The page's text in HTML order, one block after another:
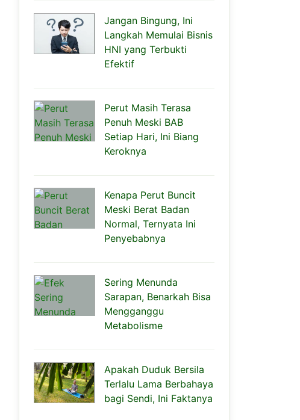
Jangan Bingung, Ini
Langkah Memulai Bisnis
HNI yang Terbukti
Efektif
Perut Masih Terasa
Penuh Meski BAB
Setiap Hari, Ini Biang
Keroknya
Kenapa Perut Buncit
Meski Berat Badan
Normal, Ternyata Ini
Penyebabnya
Sering Menunda
Sarapan, Benarkah Bisa
Mengganggu
Metabolisme
Apakah Duduk Bersila
Terlalu Lama Berbahaya
bagi Sendi, Ini Faktanya